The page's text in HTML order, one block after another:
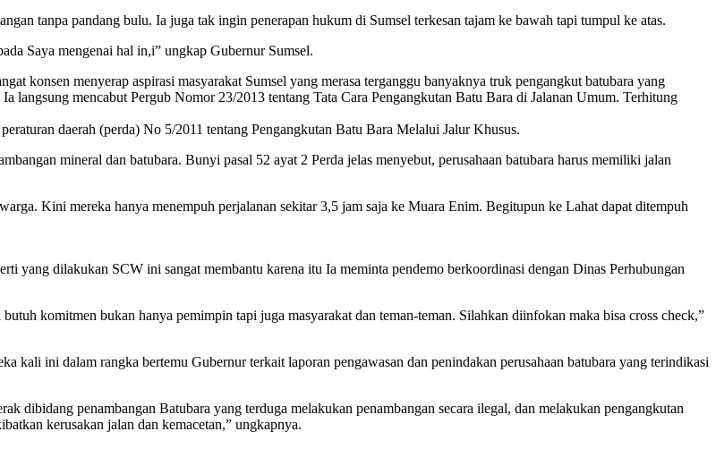
tanpa pandang bulu. Ia juga tak ingin penerapan hukum di Sumsel terkesan tajam ke bawah tapi tumpul ke atas.
Saya mengenai hal in,i” ungkap Gubernur Sumsel.
konsen menyerap aspirasi masyarakat Sumsel yang merasa terganggu banyaknya truk pengangkut batubara yang
langsung mencabut Pergub Nomor 23/2013 tentang Tata Cara Pengangkutan Batu Bara di Jalanan Umum. Terhitung
daerah (perda) No 5/2011 tentang Pengangkutan Batu Bara Melalui Jalur Khusus.
mineral dan batubara. Bunyi pasal 52 ayat 2 Perda jelas menyebut, perusahaan batubara harus memiliki jalan
Kini mereka hanya menempuh perjalanan sekitar 3,5 jam saja ke Muara Enim. Begitupun ke Lahat dapat ditempuh
yang dilakukan SCW ini sangat membantu karena itu Ia meminta pendemo berkoordinasi dengan Dinas Perhubungan
komitmen bukan hanya pemimpin tapi juga masyarakat dan teman-teman. Silahkan diinfokan maka bisa cross check,”
kali ini dalam rangka bertemu Gubernur terkait laporan pengawasan dan penindakan perusahaan batubara yang terindikasi
dibidang penambangan Batubara yang terduga melakukan penambangan secara ilegal, dan melakukan pengangkutan
kerusakan jalan dan kemacetan,” ungkapnya.